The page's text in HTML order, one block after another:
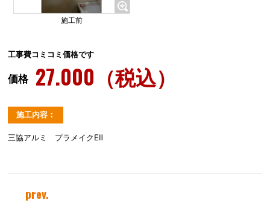
施工前
工事費コミコミ価格です
価格 27.000（税込）
施工内容：
三協アルミ プラメイクEⅡ
prev.